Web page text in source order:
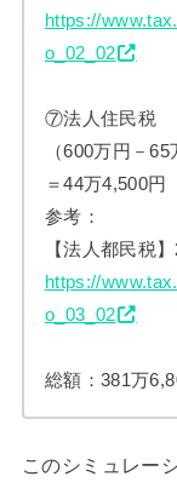
https://
o_02_02
⑦法人住民税
（600万円－
＝44万4,500円
参考：
【法人都民税
https://
o_03_02
総額：381万
このシミュレー